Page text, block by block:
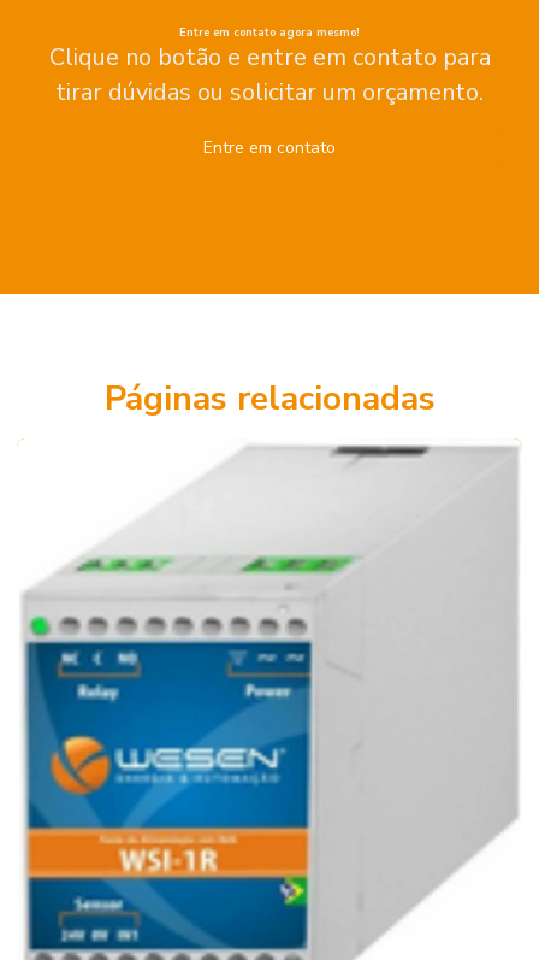
Entre em contato agora mesmo!
Clique no botão e entre em contato para
tirar dúvidas ou solicitar um orçamento.
Entre em contato
Páginas relacionadas